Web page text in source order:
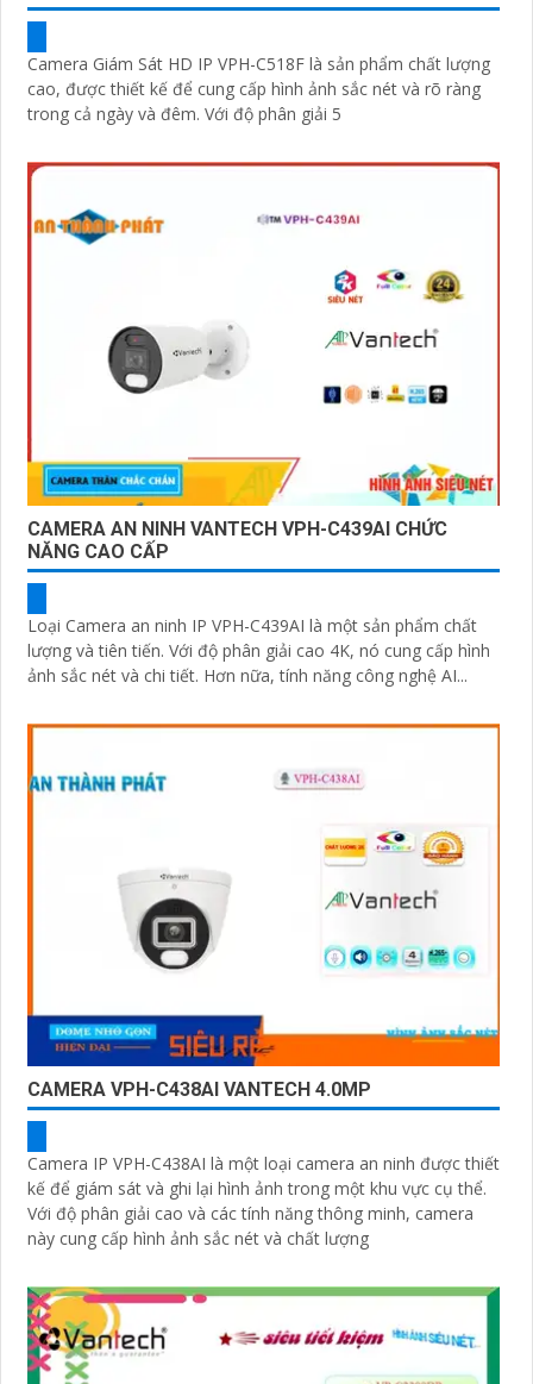
Camera Giám Sát HD IP VPH-C518F là sản phẩm chất lượng
cao, được thiết kế để cung cấp hình ảnh sắc nét và rõ ràng
trong cả ngày và đêm. Với độ phân giải 5
CAMERA AN NINH VANTECH VPH-C439AI CHỨC
NĂNG CAO CẤP
Loại Camera an ninh IP VPH-C439AI là một sản phẩm chất
lượng và tiên tiến. Với độ phân giải cao 4K, nó cung cấp hình
ảnh sắc nét và chi tiết. Hơn nữa, tính năng công nghệ AI...
CAMERA VPH-C438AI VANTECH 4.0MP
Camera IP VPH-C438AI là một loại camera an ninh được thiết
kế để giám sát và ghi lại hình ảnh trong một khu vực cụ thể.
Với độ phân giải cao và các tính năng thông minh, camera
này cung cấp hình ảnh sắc nét và chất lượng